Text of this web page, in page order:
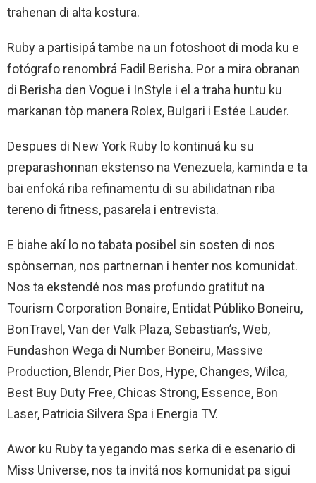
trahenan di alta kostura.
Ruby a partisipá tambe na un fotoshoot di moda ku e
fotógrafo renombrá Fadil Berisha. Por a mira obranan
di Berisha den Vogue i InStyle i el a traha huntu ku
markanan tòp manera Rolex, Bulgari i Estée Lauder.
Despues di New York Ruby lo kontinuá ku su
preparashonnan ekstenso na Venezuela, kaminda e ta
bai enfoká riba refinamentu di su abilidatnan riba
tereno di fitness, pasarela i entrevista.
E biahe akí lo no tabata posibel sin sosten di nos
spònsernan, nos partnernan i henter nos komunidat.
Nos ta ekstendé nos mas profundo gratitut na
Tourism Corporation Bonaire, Entidat Públiko Boneiru,
BonTravel, Van der Valk Plaza, Sebastian’s, Web,
Fundashon Wega di Number Boneiru, Massive
Production, Blendr, Pier Dos, Hype, Changes, Wilca,
Best Buy Duty Free, Chicas Strong, Essence, Bon
Laser, Patricia Silvera Spa i Energia TV.
Awor ku Ruby ta yegando mas serka di e esenario di
Miss Universe, nos ta invitá nos komunidat pa sigui